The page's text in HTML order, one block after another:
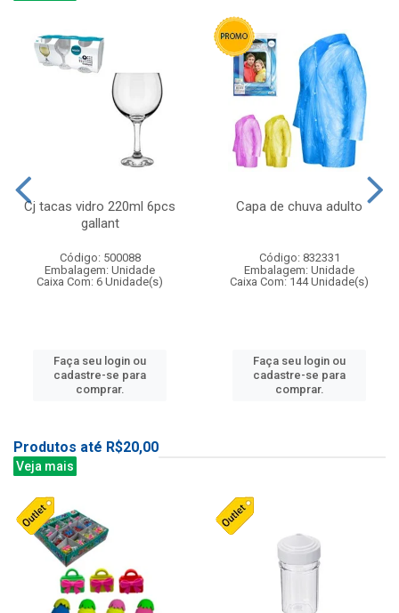
Cj tacas vidro 220ml 6pcs
gallant
Código: 500088
Embalagem: Unidade
Caixa Com: 6 Unidade(s)
Faça seu login ou
cadastre-se para
comprar.
Capa de chuva adulto
Código: 832331
Embalagem: Unidade
Caixa Com: 144 Unidade(s)
Faça seu login ou
cadastre-se para
comprar.
Produtos até R$20,00
Veja mais